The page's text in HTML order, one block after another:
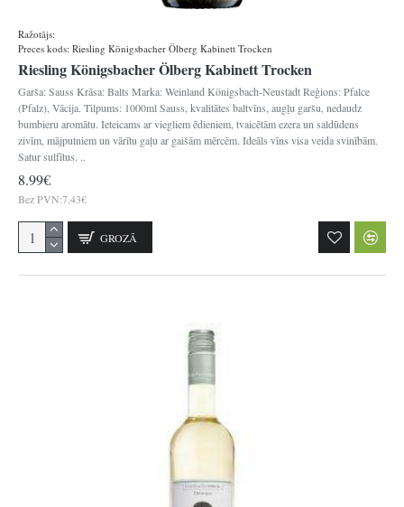
Ražotājs:
Preces kods: Riesling Königsbacher Ölberg Kabinett Trocken
Riesling Königsbacher Ölberg Kabinett Trocken
Garša: Sauss Krāsa: Balts Marka: Weinland Königsbach-Neustadt Reģions: Pfalce
(Pfalz), Vācija. Tilpums: 1000ml Sauss, kvalitātes baltvīns, augļu garšu, nedaudz
bumbieru aromātu. Ieteicams ar viegliem ēdieniem, tvaicētām ezera un saldūdens
zivīm, mājputniem un vārītu gaļu ar gaišām mērcēm. Ideāls vīns visa veida svinībām.
Satur sulfītus. ..
8.99€
Bez PVN:7.43€
GROZĀ